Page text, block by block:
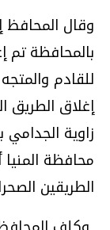
وقال المحافظ
بالمحافظة
للقادم
إغلاق الطريق
زاوية
محافظة
الطريقين